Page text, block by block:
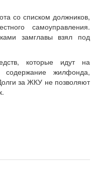
со списком должников,
самоуправления.
замглавы взял под
которые идут на
жилфонда,
за ЖКУ не позволяют